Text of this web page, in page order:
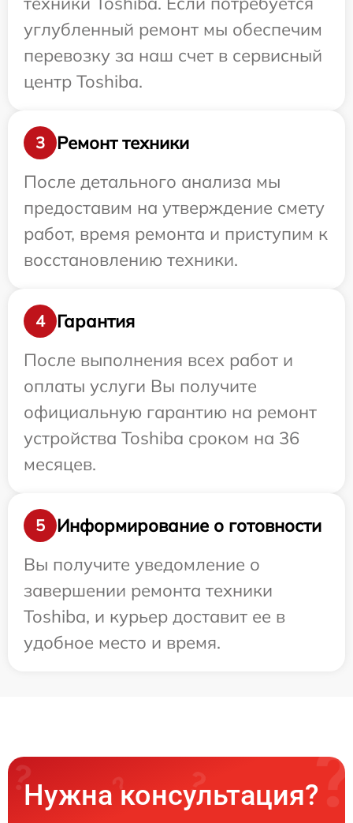
углубленный ремонт мы обеспечим
перевозку за наш счет в сервисный
центр Toshiba.
3
Ремонт техники
После детального анализа мы
предоставим на утверждение смету
работ, время ремонта и приступим к
восстановлению техники.
4
Гарантия
После выполнения всех работ и
оплаты услуги Вы получите
официальную гарантию на ремонт
устройства Toshiba сроком на 36
месяцев.
5
Информирование о готовности
Вы получите уведомление о
завершении ремонта техники
Toshiba, и курьер доставит ее в
удобное место и время.
Нужна консультация?